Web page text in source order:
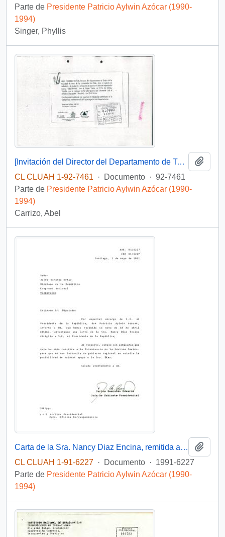
Parte de Presidente Patricio Aylwin Azócar (1990-
1994)
Singer, Phyllis
[Invitación del Director del Departamento de Teatro de la Facultad de Artes de la Universidad de Chile]
CL CLUAH 1-92-7461
· Documento · 92-7461
Parte de Presidente Patricio Aylwin Azócar (1990-
1994)
Carrizo, Abel
Carta de la Sra. Nancy Diaz Encina, remitida al Intendencia de la Séptima Región.
CL CLUAH 1-91-6227 · Documento · 1991-6227
Parte de Presidente Patricio Aylwin Azócar (1990-
1994)